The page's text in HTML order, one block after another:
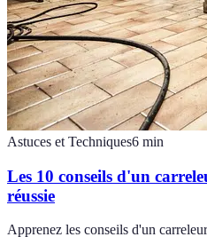
Astuces et Techniques6 min
Les 10 conseils d'un
réussie
Apprenez les conseils d'un